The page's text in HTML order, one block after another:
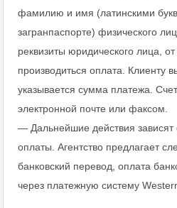
фамилию и имя (латинскими
загранпаспорте) физического
реквизиты юридического лица,
производиться оплата. Клиенту
указывается сумма платежа.
электронной почте или факсом.
— Дальнейшие действия зависят
оплаты. Агентство предлагает
банковский перевод, оплата
через платежную систему